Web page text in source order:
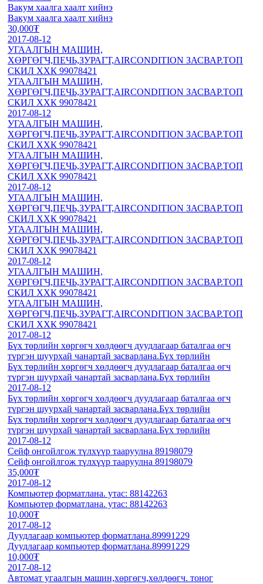
Вакум хаалга хаалт хийнэ
Вакум хаалга хаалт хийнэ
30,000₮
2017-08-12
УГААЛГЫН МАШИН,
ХӨРГӨГЧ,ПЕЧЬ,ЗУРАГТ,AIRCONDITION ЗАСВАР.ТОП
СКИЛ ХХК 99078421
УГААЛГЫН МАШИН,
ХӨРГӨГЧ,ПЕЧЬ,ЗУРАГТ,AIRCONDITION ЗАСВАР.ТОП
СКИЛ ХХК 99078421
2017-08-12
УГААЛГЫН МАШИН,
ХӨРГӨГЧ,ПЕЧЬ,ЗУРАГТ,AIRCONDITION ЗАСВАР.ТОП
СКИЛ ХХК 99078421
УГААЛГЫН МАШИН,
ХӨРГӨГЧ,ПЕЧЬ,ЗУРАГТ,AIRCONDITION ЗАСВАР.ТОП
СКИЛ ХХК 99078421
2017-08-12
УГААЛГЫН МАШИН,
ХӨРГӨГЧ,ПЕЧЬ,ЗУРАГТ,AIRCONDITION ЗАСВАР.ТОП
СКИЛ ХХК 99078421
УГААЛГЫН МАШИН,
ХӨРГӨГЧ,ПЕЧЬ,ЗУРАГТ,AIRCONDITION ЗАСВАР.ТОП
СКИЛ ХХК 99078421
2017-08-12
УГААЛГЫН МАШИН,
ХӨРГӨГЧ,ПЕЧЬ,ЗУРАГТ,AIRCONDITION ЗАСВАР.ТОП
СКИЛ ХХК 99078421
УГААЛГЫН МАШИН,
ХӨРГӨГЧ,ПЕЧЬ,ЗУРАГТ,AIRCONDITION ЗАСВАР.ТОП
СКИЛ ХХК 99078421
2017-08-12
Бүх төрлийн хөргөгч хөлдөөгч дуудлагаар баталгаа өгч
түргэн шуурхай чанартай засварлана.Бүх төрлийн
Бүх төрлийн хөргөгч хөлдөөгч дуудлагаар баталгаа өгч
түргэн шуурхай чанартай засварлана.Бүх төрлийн
2017-08-12
Бүх төрлийн хөргөгч хөлдөөгч дуудлагаар баталгаа өгч
түргэн шуурхай чанартай засварлана.Бүх төрлийн
Бүх төрлийн хөргөгч хөлдөөгч дуудлагаар баталгаа өгч
түргэн шуурхай чанартай засварлана.Бүх төрлийн
2017-08-12
Сейф онгойлгож түлхүүр тааруулна 89198079
Сейф онгойлгож түлхүүр тааруулна 89198079
35,000₮
2017-08-12
Компьютер форматлана. утас: 88142263
Компьютер форматлана. утас: 88142263
10,000₮
2017-08-12
Дуудлагаар компьютер форматлана.89991229
Дуудлагаар компьютер форматлана.89991229
10,000₮
2017-08-12
Автомат угаалгын машин,хөргөгч,хөлдөөгч. тоног